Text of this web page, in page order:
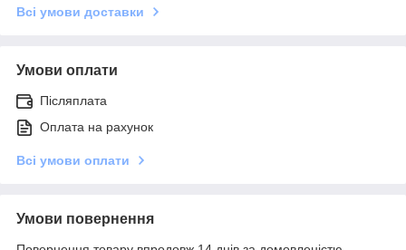
Всі умови доставки
Умови оплати
Післяплата
Оплата на рахунок
Всі умови оплати
Умови повернення